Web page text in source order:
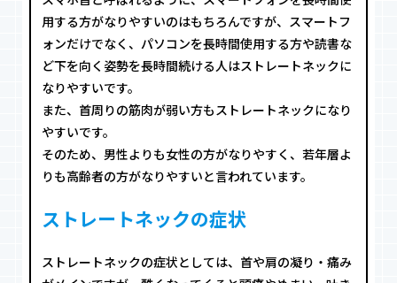
用する方がなりやすいのはもちろんですが、スマートフ
ォンだけでなく、パソコンを長時間使用する方や読書な
ど下を向く姿勢を長時間続ける人はストレートネックに
なりやすいです。
また、首周りの筋肉が弱い方もストレートネックになり
やすいです。
そのため、男性よりも女性の方がなりやすく、若年層よ
りも高齢者の方がなりやすいと言われています。
ストレートネックの症状
ストレートネックの症状としては、首や肩の凝り・痛み